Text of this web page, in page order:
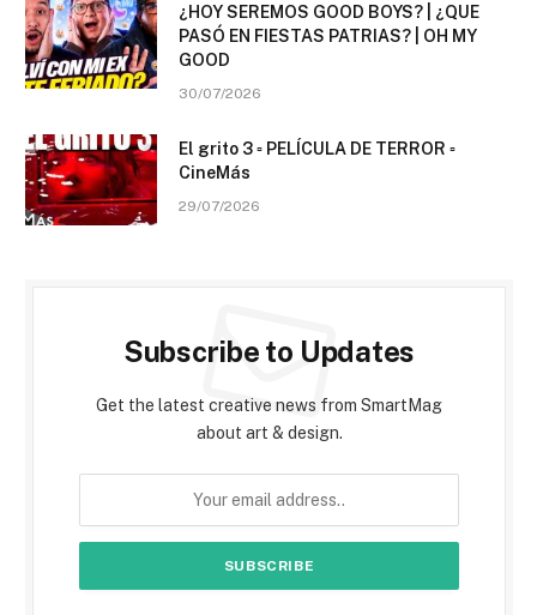
¿HOY SEREMOS GOOD BOYS? | ¿QUE
PASÓ EN FIESTAS PATRIAS? | OH MY
GOOD
30/07/2026
El grito 3 ▫️ PELÍCULA DE TERROR ▫️
CineMás
29/07/2026
Subscribe to Updates
Get the latest creative news from SmartMag
about art & design.